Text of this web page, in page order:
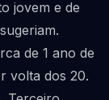
jovem e de
de 1 ano de
volta dos 20.